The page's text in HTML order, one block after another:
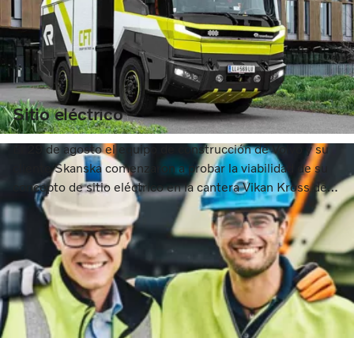
Sitio eléctrico
El 29 de agosto el equipo de construcción de Volvo y su
cliente Skanska comenzaron a probar la viabilidad de su
concepto de sitio eléctrico en la cantera Vikan Kross de
Skanska, cerca de Gotemburgo, Suecia.